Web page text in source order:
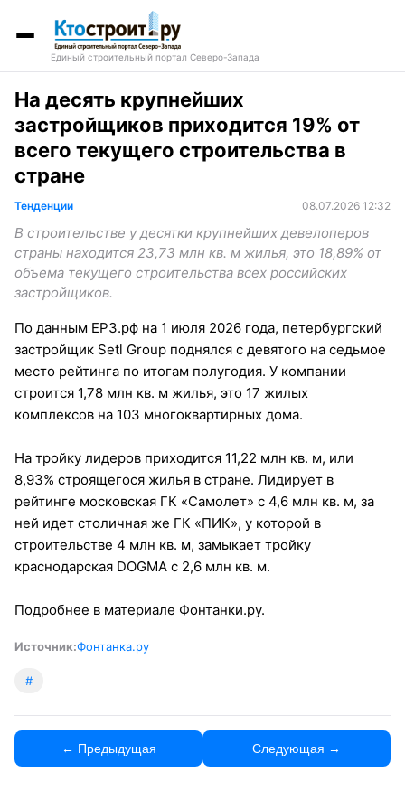
Единый строительный портал Северо-Запада
На десять крупнейших
застройщиков приходится 19% от
всего текущего строительства в
стране
Тенденции 08.07.2026 12:32
В строительстве у десятки крупнейших девелоперов
страны находится 23,73 млн кв. м жилья, это 18,89% от
объема текущего строительства всех российских
застройщиков.
По данным ЕРЗ.рф на 1 июля 2026 года, петербургский
застройщик Setl Group поднялся с девятого на седьмое
место рейтинга по итогам полугодия. У компании
строится 1,78 млн кв. м жилья, это 17 жилых
комплексов на 103 многоквартирных дома.
На тройку лидеров приходится 11,22 млн кв. м, или
8,93% строящегося жилья в стране. Лидирует в
рейтинге московская ГК «Самолет» с 4,6 млн кв. м, за
ней идет столичная же ГК «ПИК», у которой в
строительстве 4 млн кв. м, замыкает тройку
краснодарская DOGMA с 2,6 млн кв. м.
Подробнее в материале Фонтанки.ру.
Источник:Фонтанка.ру
#
← Предыдущая Следующая →